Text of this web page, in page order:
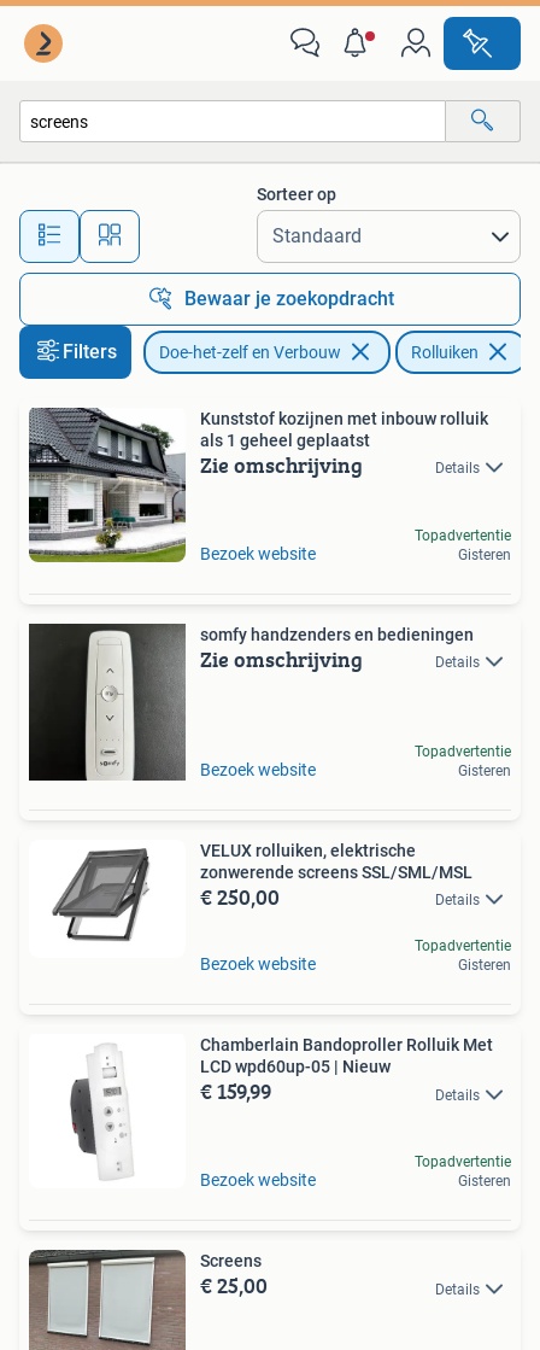
Alle afstanden…
Sorteer op
Bewaar je zoekopdracht
Filters Doe-het-zelf en Verbouw Rolluiken
Kunststof kozijnen met inbouw rolluik
als 1 geheel geplaatst
Zie omschrijving Details
Bezoek website
Topadvertentie
Gisteren
somfy handzenders en bedieningen
Zie omschrijving Details
Bezoek website
Topadvertentie
Gisteren
VELUX rolluiken, elektrische
zonwerende screens SSL/SML/MSL
€ 250,00 Details
Bezoek website
Topadvertentie
Gisteren
Chamberlain Bandoproller Rolluik Met
LCD wpd60up-05 | Nieuw
€ 159,99 Details
Bezoek website
Topadvertentie
Gisteren
Screens
€ 25,00 Details